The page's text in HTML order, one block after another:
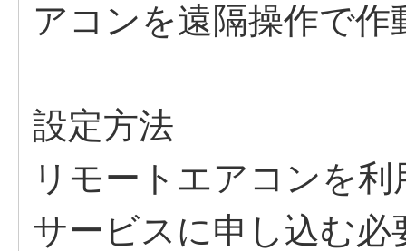
アコンを遠隔操作で
設定方法
リモートエアコンを
サービスに申し込む必